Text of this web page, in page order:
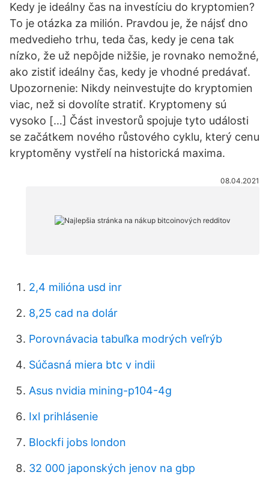
Kedy je ideálny čas na investíciu do kryptomien?
To je otázka za milión. Pravdou je, že nájsť dno
medvedieho trhu, teda čas, kedy je cena tak
nízko, že už nepôjde nižšie, je rovnako nemožné,
ako zistiť ideálny čas, kedy je vhodné predávať.
Upozornenie: Nikdy neinvestujte do kryptomien
viac, než si dovolíte stratiť. Kryptomeny sú
vysoko […] Část investorů spojuje tyto události
se začátkem nového růstového cyklu, který cenu
kryptoměny vystřelí na historická maxima.
08.04.2021
2,4 milióna usd inr
8,25 cad na dolár
Porovnávacia tabuľka modrých veľrýb
Súčasná miera btc v indii
Asus nvidia mining-p104-4g
Ixl prihlásenie
Blockfi jobs london
32 000 japonských jenov na gbp